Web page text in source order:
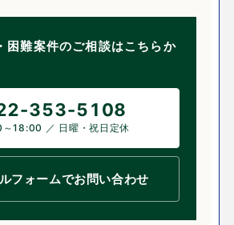
困難案件のご相談はこちらか
353-5108
18:00 ／ 日曜・祝日定休
フォームでお問い合わせ